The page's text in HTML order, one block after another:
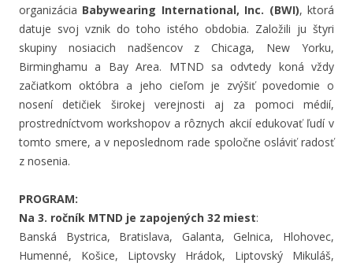
organizácia Babywearing International, Inc. (BWI), ktorá
datuje svoj vznik do toho istého obdobia. Založili ju štyri
skupiny nosiacich nadšencov z Chicaga, New Yorku,
Birminghamu a Bay Area. MTND sa odvtedy koná vždy
začiatkom októbra a jeho cieľom je zvýšiť povedomie o
nosení detičiek širokej verejnosti aj za pomoci médií,
prostredníctvom workshopov a rôznych akcií edukovať ľudí v
tomto smere, a v neposlednom rade spoločne osláviť radosť
z nosenia.
PROGRAM:
Na 3. ročník MTND je zapojených 32 miest:
Banská Bystrica, Bratislava, Galanta, Gelnica, Hlohovec,
Humenné, Košice, Liptovsky Hrádok, Liptovský Mikuláš,